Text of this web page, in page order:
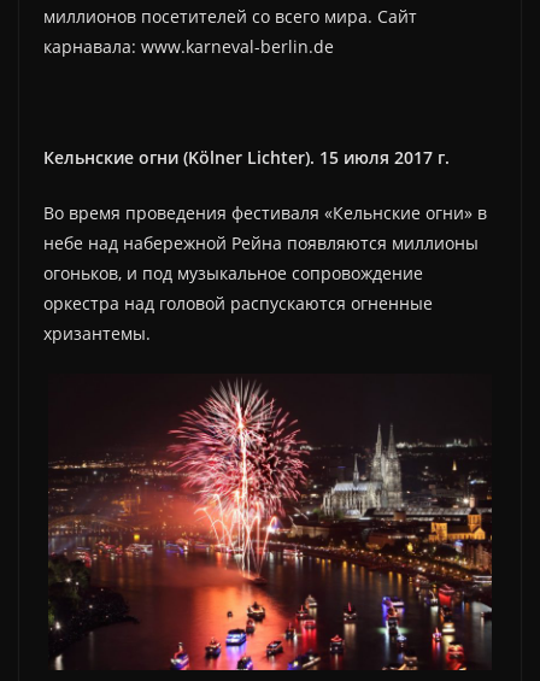
миллионов посетителей со всего мира. Сайт
карнавала: www.karneval-berlin.de
Кельнские огни (Kölner Lichter). 15 июля 2017 г.
Во время проведения фестиваля «Кельнские огни» в
небе над набережной Рейна появляются миллионы
огоньков, и под музыкальное сопровождение
оркестра над головой распускаются огненные
хризантемы.